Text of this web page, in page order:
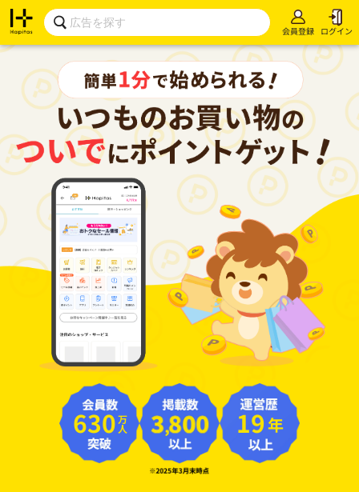
会員登録 ログイン
630万人 19年